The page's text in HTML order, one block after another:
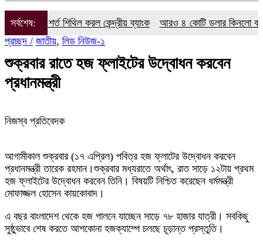
সর্বশেষ:
শর্ত শিথিল করল কেন্দ্রীয় ব্যাংক
আরও ৪ কোটি ডলার কিনলো বাংলাদেশ
প্রচ্ছদ / জাতীয়, লিড নিউজ-১
শুক্রবার রাতে হজ ফ্লাইটের উদ্বোধন করবেন
প্রধানমন্ত্রী
নিজস্ব প্রতিবেদক
আগামীকাল শুক্রবার (১৭ এপ্রিল) পবিত্র হজ ফ্লাটের উদ্বোধন করবেন
প্রধানমন্ত্রী তারেক রহমান।শুক্রবার মধ্যরাতে অর্থাৎ, রাত সাড়ে ১২টায় প্রথম
হজ ফ্লাইটের উদ্বোধন করবেন তিনি। বিষয়টি নিশ্চিত করেছেন ধর্মমন্ত্রী
মোফাজ্জল হোসেন কায়কোবাদ।
এ বছর বাংলাদেশ থেকে হজ পালনে যাচ্ছেন সাড়ে ৭৮ হাজার যাত্রী। সবকিছু
সুষ্ঠুভাবে শেষ করতে আশকোনা হজক্যাম্পে চলছে চূড়ান্ত প্রস্তুতি।